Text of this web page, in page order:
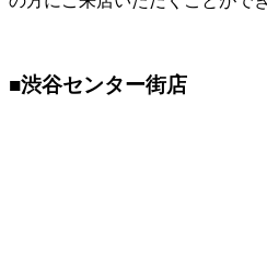
■渋谷センター街店